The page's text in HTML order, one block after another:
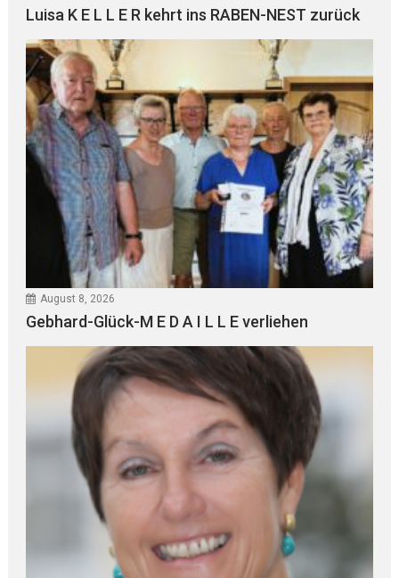
Luisa K E L L E R kehrt ins RABEN-NEST zurück
August 8, 2026
Gebhard-Glück-M E D A I L L E verliehen